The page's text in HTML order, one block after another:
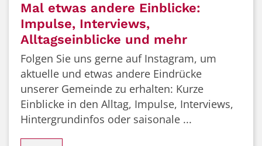
Mal etwas andere Einblicke:
Impulse, Interviews,
Alltagseinblicke und mehr
Folgen Sie uns gerne auf Instagram, um
aktuelle und etwas andere Eindrücke
unserer Gemeinde zu erhalten: Kurze
Einblicke in den Alltag, Impulse, Interviews,
Hintergrundinfos oder saisonale ...